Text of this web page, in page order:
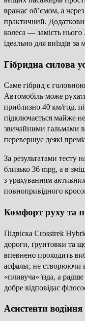
вражає об’ємом, а
практичний.
колеса — замість
ідеально для виїздів за
Гібридна силова
Саме гібрид є головною
Автомобіль може
приблизно 40 км/год,
підключається майже
звичайними гальмами
перевершує деякі
За результатами тесту
близько 36 mpg, а в
з урахуванням
повнопривідного
Комфорт руху та
Підвіска Crosstrek
дороги, ґрунтовки та
впевнено проходить
асфальт, не створюючи
«пливуча» їзда, а
добре відповідає
Асистенти водіння